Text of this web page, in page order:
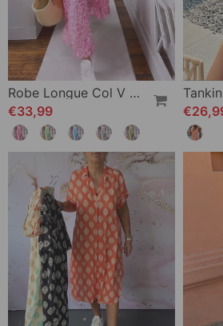
Robe Longue Col V En Imprimé À Manches Courtes
€33,99